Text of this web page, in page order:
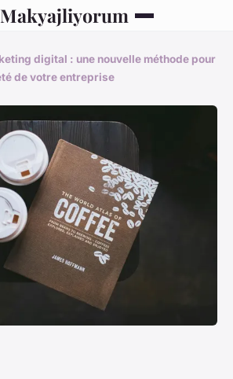
Makyajliyorum
digital : une nouvelle méthode pour
de votre entreprise